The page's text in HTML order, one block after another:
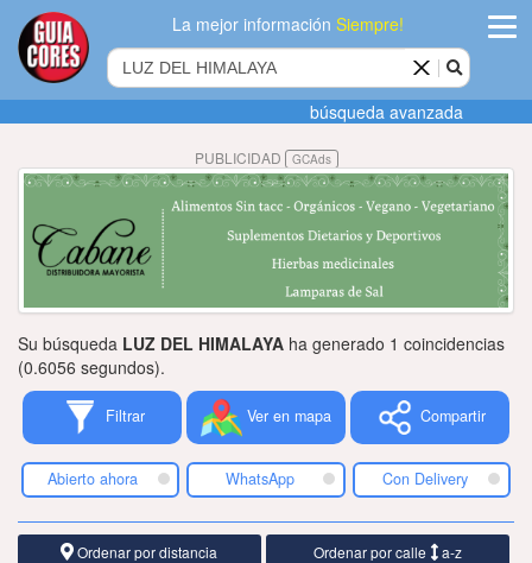
La mejor informaciónSiempre!
Agregar
empresa
Actualizar
Publicidad
Tiendacores
Contactenos
búsqueda avanzada
PUBLICIDAD GCAds
Su búsqueda LUZ DEL HIMALAYA ha generado 1 coincidencias
(0.6056 segundos).
Filtrar Ver en mapa Compartir
Abierto ahora WhatsApp Con Delivery
Ordenar por distancia Ordenar por calle a-z